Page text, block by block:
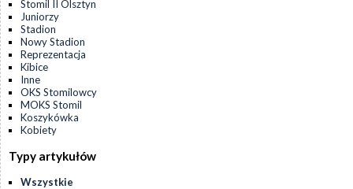
Stomil II Olsztyn
Juniorzy
Stadion
Nowy Stadion
Reprezentacja
Kibice
Inne
OKS Stomilowcy
MOKS Stomil
Koszykówka
Kobiety
Typy artykułów
Wszystkie